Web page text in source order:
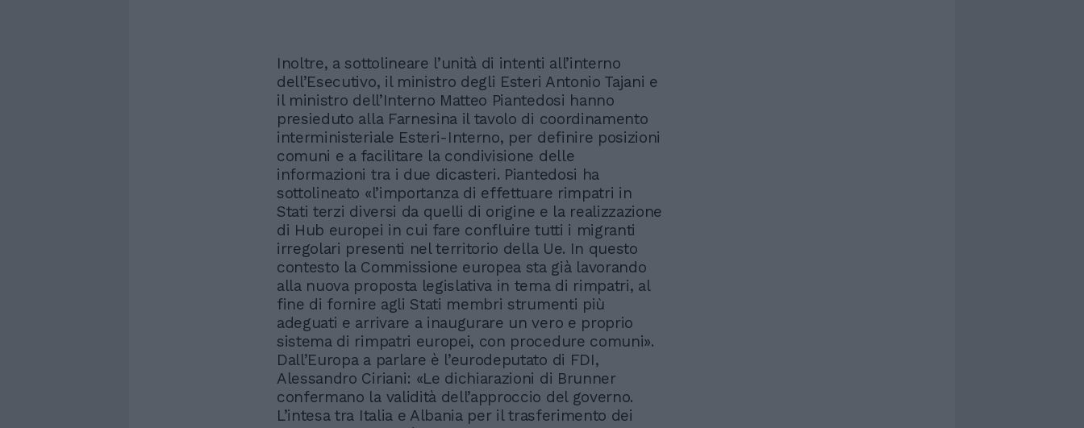
Inoltre, a sottolineare l’unità di intenti all’interno
dell’Esecutivo, il ministro degli Esteri Antonio Tajani e
il ministro dell’Interno Matteo Piantedosi hanno
presieduto alla Farnesina il tavolo di coordinamento
interministeriale Esteri-Interno, per definire posizioni
comuni e a facilitare la condivisione delle
informazioni tra i due dicasteri. Piantedosi ha
sottolineato «l’importanza di effettuare rimpatri in
Stati terzi diversi da quelli di origine e la realizzazione
di Hub europei in cui fare confluire tutti i migranti
irregolari presenti nel territorio della Ue. In questo
contesto la Commissione europea sta già lavorando
alla nuova proposta legislativa in tema di rimpatri, al
fine di fornire agli Stati membri strumenti più
adeguati e arrivare a inaugurare un vero e proprio
sistema di rimpatri europei, con procedure comuni».
Dall’Europa a parlare è l’eurodeputato di FDI,
Alessandro Ciriani: «Le dichiarazioni di Brunner
confermano la validità dell’approccio del governo.
L’intesa tra Italia e Albania per il trasferimento dei